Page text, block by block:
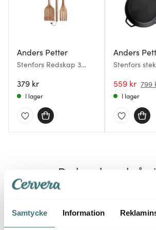
Samtycke Information
Anders Petter
Stenfors Redskap 3
379 kr
I lager
Anders
Stenfors
559 kr 799
I lager
Du kanske också
40%